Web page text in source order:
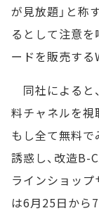
が見放題」と称
るとして注意を
ードを販売する
同社によると
料チャネルを視
もし全て無料で
誘惑し、改造B-
ラインショッ
は6月25日から